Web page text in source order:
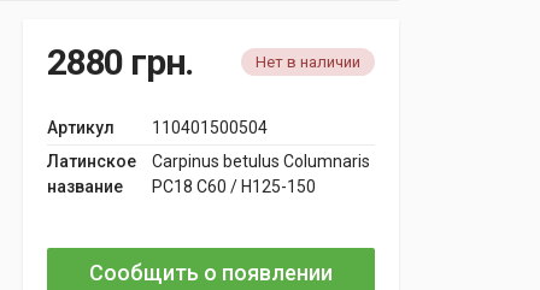
2880 грн. Нет в наличии
Артикул
110401500504
Латинское
название
Carpinus betulus Columnaris
PC18 C60 / H125-150
Сообщить о появлении